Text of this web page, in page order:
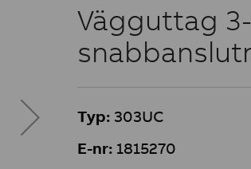
Vägguttag
Typ: 303UC
E-nr: 1815270